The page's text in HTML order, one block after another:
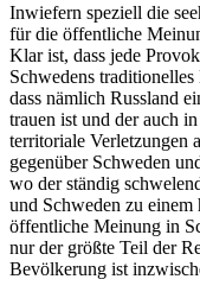
Inwiefern speziell die
für die öffentliche
Klar ist, dass jede
Schwedens
dass nämlich Russland
trauen ist und der auch
territoriale Verletzungen
gegenüber Schweden
wo der ständig
und Schweden zu
öffentliche Meinung in
nur der größte Teil der
Bevölkerung ist